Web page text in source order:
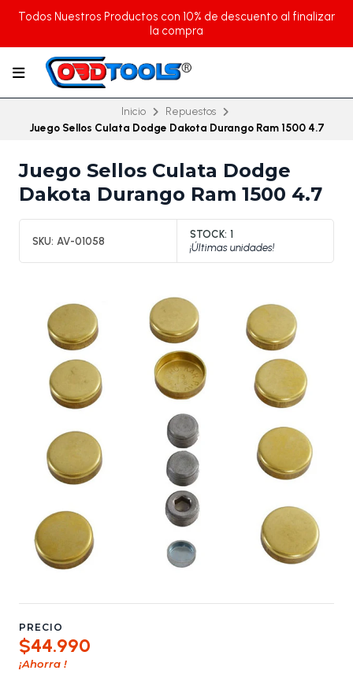
Todos Nuestros Productos con 10% de descuento al finalizar
la compra
Inicio
Repuestos
Juego Sellos Culata Dodge Dakota Durango Ram 1500 4.7
Juego Sellos Culata Dodge
Dakota Durango Ram 1500 4.7
SKU: AV-01058
STOCK: 1
¡Últimas unidades!
PRECIO
$44.990
¡Ahorra !